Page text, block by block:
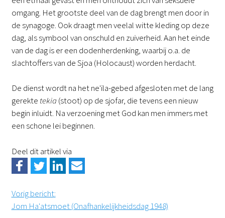
omgang. Het grootste deel van de dag brengt men door in
de synagoge. Ook draagt men veelal witte kleding op deze
dag, als symbool van onschuld en zuiverheid. Aan het einde
van de dag is er een dodenherdenking, waarbij o.a. de
slachtoffers van de Sjoa (Holocaust) worden herdacht.
De dienst wordt na het ne'ila-gebed afgesloten met de lang
gerekte tekia(stoot) op de sjofar, die tevens een nieuw
begin inluidt. Na verzoening met God kan men immers met
een schone lei beginnen.
Deel dit artikel via
Vorig bericht:
Jom Ha'atsmoet (Onafhankelijkheidsdag 1948)